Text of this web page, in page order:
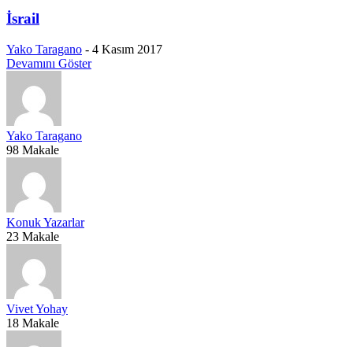
İsrail
Yako Taragano - 4 Kasım 2017
Devamını Göster
Yako Taragano
98 Makale
Konuk Yazarlar
23 Makale
Vivet Yohay
18 Makale